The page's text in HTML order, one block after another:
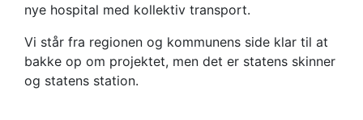
nye hospital med kollektiv transport.
Vi står fra regionen og kommunens side klar til at
bakke op om projektet, men det er statens skinner
og statens station.